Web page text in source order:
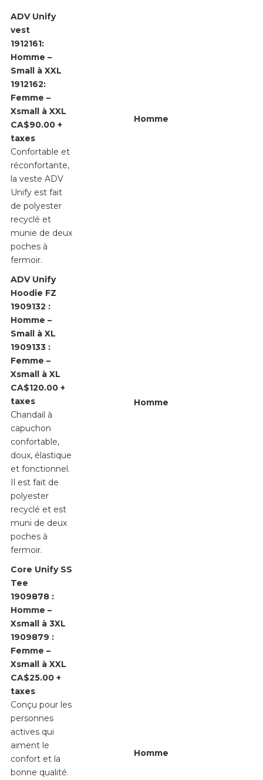
ADV Unify
vest
1912161:
Homme –
Small à XXL
1912162:
Femme –
Xsmall à XXL
CA$90.00 +
taxes
Confortable et
réconfortante,
la veste ADV
Unify est fait
de polyester
recyclé et
munie de deux
poches à
fermoir.
Homme
ADV Unify
Hoodie FZ
1909132 :
Homme –
Small à XL
1909133 :
Femme –
Xsmall à XL
CA$120.00 +
taxes
Chandail à
capuchon
confortable,
doux, élastique
et fonctionnel.
Il est fait de
polyester
recyclé et est
muni de deux
poches à
fermoir.
Homme
Core Unify SS
Tee
1909878 :
Homme –
Xsmall à 3XL
1909879 :
Femme –
Xsmall à XXL
CA$25.00 +
taxes
Conçu pour les
personnes
actives qui
aiment le
confort et la
bonne qualité.
Homme